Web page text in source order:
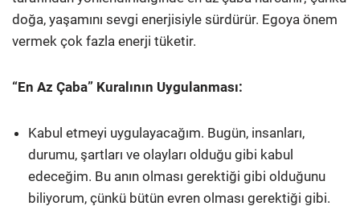
doğa, yaşamını sevgi enerjisiyle sürdürür. Egoya önem
vermek çok fazla enerji tüketir.
“En Az Çaba” Kuralının Uygulanması:
Kabul etmeyi uygulayacağım. Bugün, insanları,
durumu, şartları ve olayları olduğu gibi kabul
edeceğim. Bu anın olması gerektiği gibi olduğunu
biliyorum, çünkü bütün evren olması gerektiği gibi.